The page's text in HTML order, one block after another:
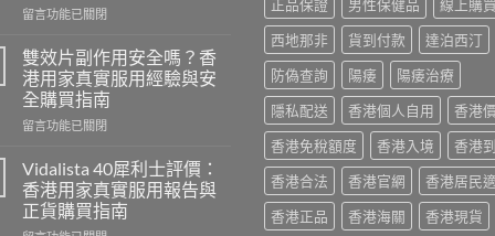
鋼
價：
香
港
用
家
實
服
用
心
在
利
勁
幾
時
食
有
效？
2026
香
留言功能已關閉
雙效片副作用安全嗎？香
港用家真實服用經驗與安
全購買指南
在
效
片
副
作
留言功能已關閉
Vidalista 40犀利士評價：
香港用家真實服用報告與
正貨購買指南
正品保證
男性保健品
線上購
西地那非
貨到付款
達泊西汀
防偽查詢
陽痿
陽痿治療
隱私配送
香港個人自用
香港
香港免稅額度
香港入境
香港
香港合法
香港官網
香港居民
香港正品
香港海關
香港現貨